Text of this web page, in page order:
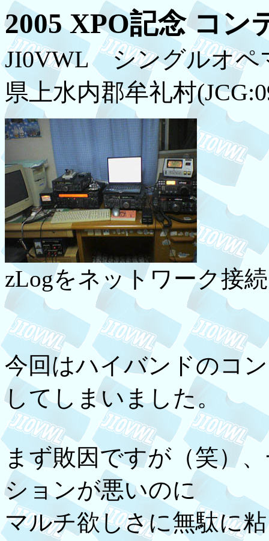
2005 XPO記念 コン
JI0VWL シングルオ
県上水内郡牟礼村
zLogをネットワーク接
今回はハイバンドのコ
してしまいました。
まず敗因ですが（笑）
ションが悪いのに
マルチ欲しさに無駄に